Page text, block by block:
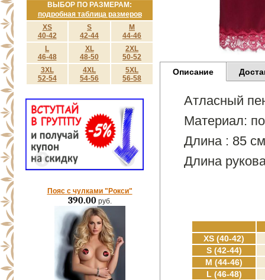
ВЫБОР ПО РАЗМЕРАМ:
подробная таблица размеров
XS
40-42
S
42-44
M
44-46
L
46-48
XL
48-50
2XL
50-52
3XL
52-54
4XL
54-56
5XL
56-58
Пояс с чулками "Рокси"
390.00руб.
Описание
Атласный
Материал:
Длина : 85 см
Длина
XS (40-42)
S (42-44)
M (44-46)
L (46-48)